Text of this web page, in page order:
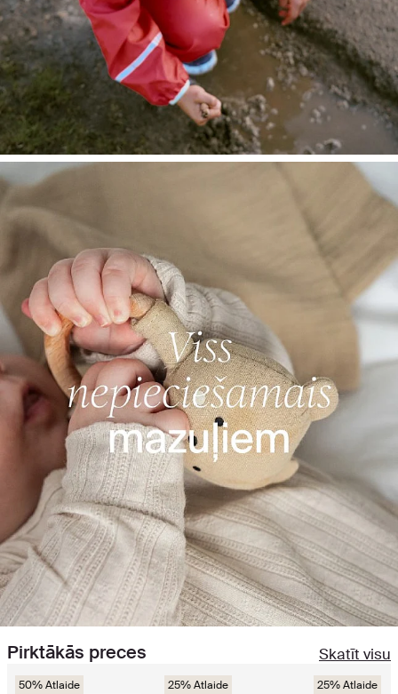
Pirktākās preces Skatīt visu
50% Atlaide 25% Atlaide 25% Atlaide